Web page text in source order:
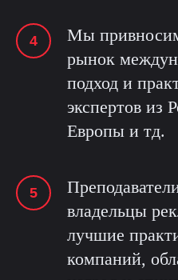
Мы
рынок
подход и
экспертов из
Европы и тд.
владельцы
лучшие
компаний,